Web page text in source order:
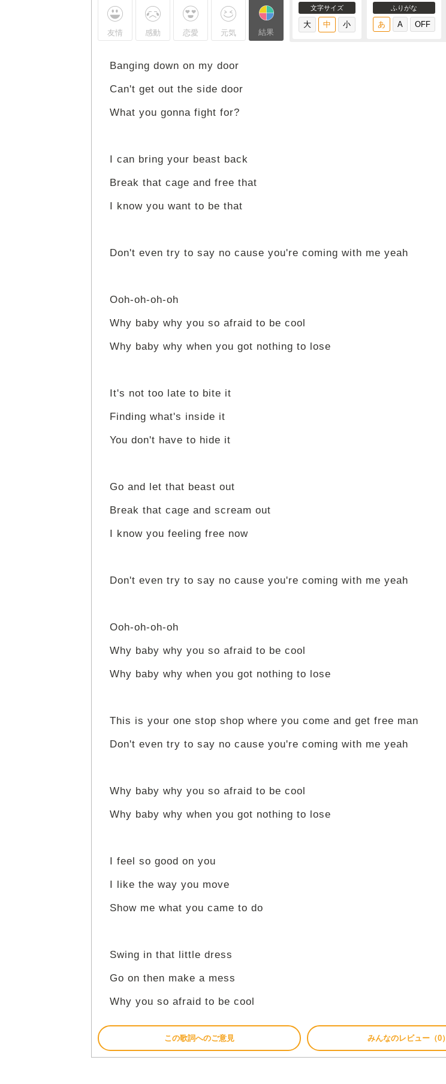
友情 感動 恋愛 元気 結果
文字サイズ ふりがな
Banging down on my door
Can't get out the side door
What you gonna fight for?
I can bring your beast back
Break that cage and free that
I know you want to be that
Don't even try to say no cause you're coming with me yeah
Ooh-oh-oh-oh
Why baby why you so afraid to be cool
Why baby why when you got nothing to lose
It's not too late to bite it
Finding what's inside it
You don't have to hide it
Go and let that beast out
Break that cage and scream out
I know you feeling free now
Don't even try to say no cause you're coming with me yeah
Ooh-oh-oh-oh
Why baby why you so afraid to be cool
Why baby why when you got nothing to lose
This is your one stop shop where you come and get free man
Don't even try to say no cause you're coming with me yeah
Why baby why you so afraid to be cool
Why baby why when you got nothing to lose
I feel so good on you
I like the way you move
Show me what you came to do
Swing in that little dress
Go on then make a mess
Why you so afraid to be cool
この歌詞へのご意見 みんなのレビュー（0）